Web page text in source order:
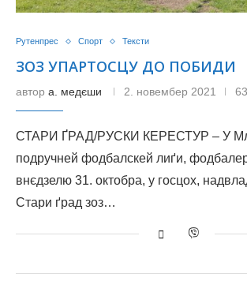
Рутенпрес Спорт Тексти
ЗОЗ УПАРТОСЦУ ДО ПОБИДИ
автор а. медєши 2. новембер 2021
СТАРИ ҐРАД/РУСКИ КЕРЕСТУР – У
подручней фодбалскей лиґи,
внєдзелю 31. октобра, у госцох,
Стари ґрад зоз…